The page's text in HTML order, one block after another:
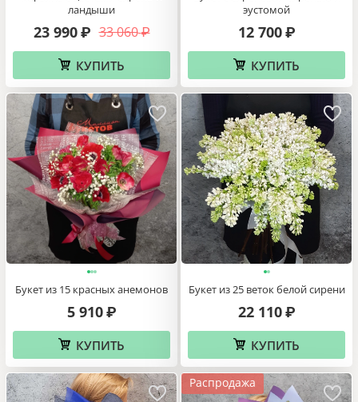
ландыши
33 060 ₽
23 990 ₽
КУПИТЬ
эустомой
12 700 ₽
КУПИТЬ
Букет из 15 красных анемонов
5 910 ₽
КУПИТЬ
Букет из 25 веток белой сирени
22 110 ₽
КУПИТЬ
Распродажа